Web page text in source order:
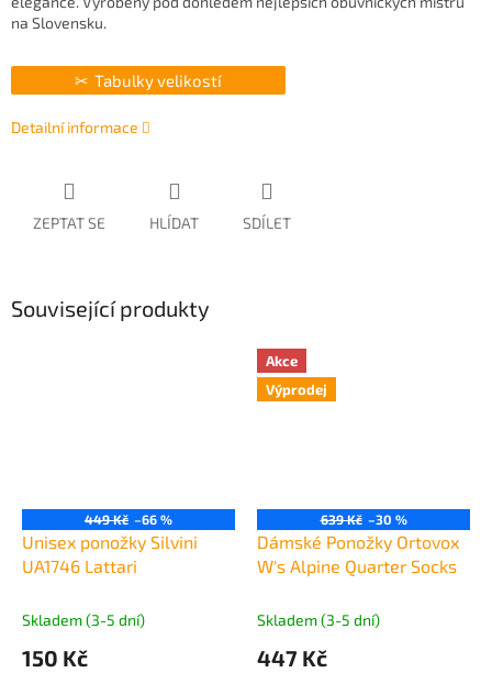
na Slovensku.
Tabulky velikostí
Detailní informace
ZEPTAT SE HLÍDAT SDÍLET
Související produkty
449 Kč –66 %
Unisex ponožky Silvini
UA1746 Lattari
Skladem (3-5 dní)
150 Kč
Akce
Výprodej
639 Kč –30 %
Dámské Ponožky Ortovox
W's Alpine Quarter Socks
Skladem (3-5 dní)
447 Kč